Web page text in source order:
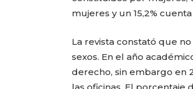
mujeres y un 15,2%
La revista constató que
sexos. En el año
derecho, sin embargo en
las oficinas. El porcentaje